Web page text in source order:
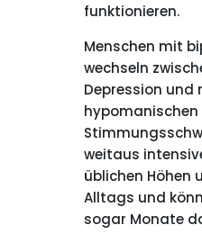
funktionieren.
Menschen mit
wechseln
Depression und
hypomanischen
weitaus
üblichen Höhen
Alltags und
sogar Monate